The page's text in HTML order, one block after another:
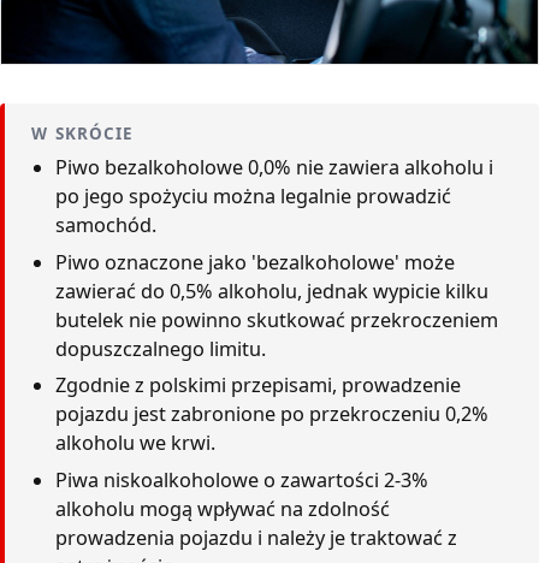
W SKRÓCIE
Piwo bezalkoholowe 0,0% nie zawiera alkoholu i
po jego spożyciu można legalnie prowadzić
samochód.
Piwo oznaczone jako 'bezalkoholowe' może
zawierać do 0,5% alkoholu, jednak wypicie kilku
butelek nie powinno skutkować przekroczeniem
dopuszczalnego limitu.
Zgodnie z polskimi przepisami, prowadzenie
pojazdu jest zabronione po przekroczeniu 0,2%
alkoholu we krwi.
Piwa niskoalkoholowe o zawartości 2-3%
alkoholu mogą wpływać na zdolność
prowadzenia pojazdu i należy je traktować z